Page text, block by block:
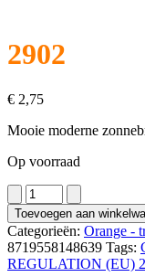
2902
€ 2,75
Mooie moderne
Op voorraad
2902
aantal
Toevoegen aan
Categorieën: Orange -
8719558148639 Tags:
REGULATION (EU)